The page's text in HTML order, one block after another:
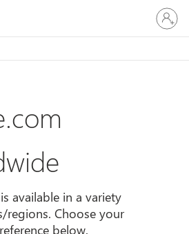
Sign
in
to
account
available in a variety
regions. Choose your
below.